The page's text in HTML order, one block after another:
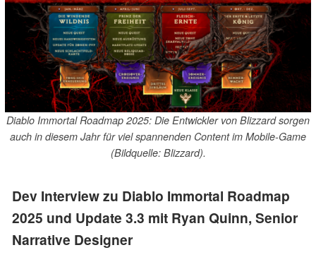
Diablo Immortal Roadmap 2025: Die Entwickler von Blizzard sorgen
auch in diesem Jahr für viel spannenden Content im Mobile-Game
(Bildquelle: Blizzard).
Dev Interview zu Diablo Immortal Roadmap
2025 und Update 3.3 mit Ryan Quinn, Senior
Narrative Designer